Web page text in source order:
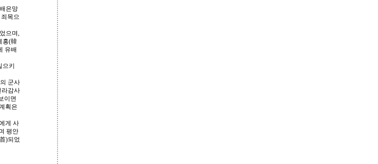
은망
목으
으며,
홍(韓
유배
키
군사
라감사
이면
획은
게 사
평안
)되었